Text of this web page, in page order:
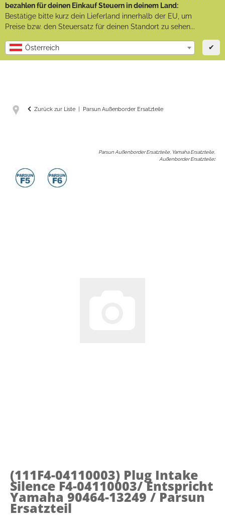
bezahlen für deinen Einkauf Steuern in deinem Land:
Bestätige bitte kurz dein Lieferland innerhalb der EU, um
Preise bzw. den Steuersatz für deinen Standort zu sehen...
Österreich ✔
Zurück zur Liste Parsun Außenborder Ersatzteile
Parsun Außenborder Ersatzteile, Yamaha Ersatzteile,
Außenborder Ersatzteile:
(111F4-04110003) Plug Intake
Silence F4-04110003/ Entspricht
Yamaha 90464-13249 / Parsun
Ersatzteil